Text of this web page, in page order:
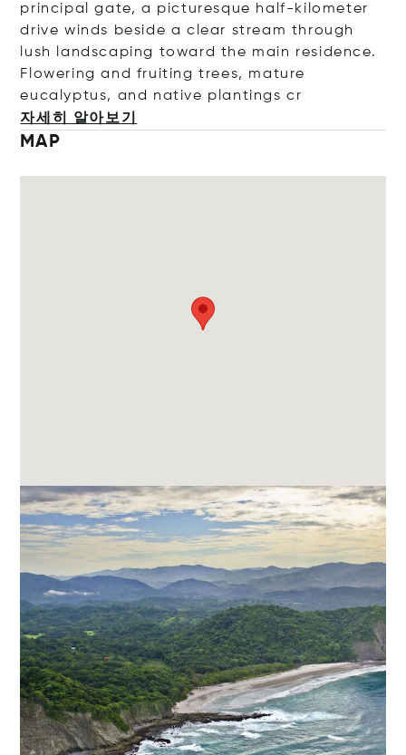
principal gate, a picturesque half-kilometer
drive winds beside a clear stream through
lush landscaping toward the main residence.
Flowering and fruiting trees, mature
eucalyptus, and native plantings cr
자세히 알아보기
MAP